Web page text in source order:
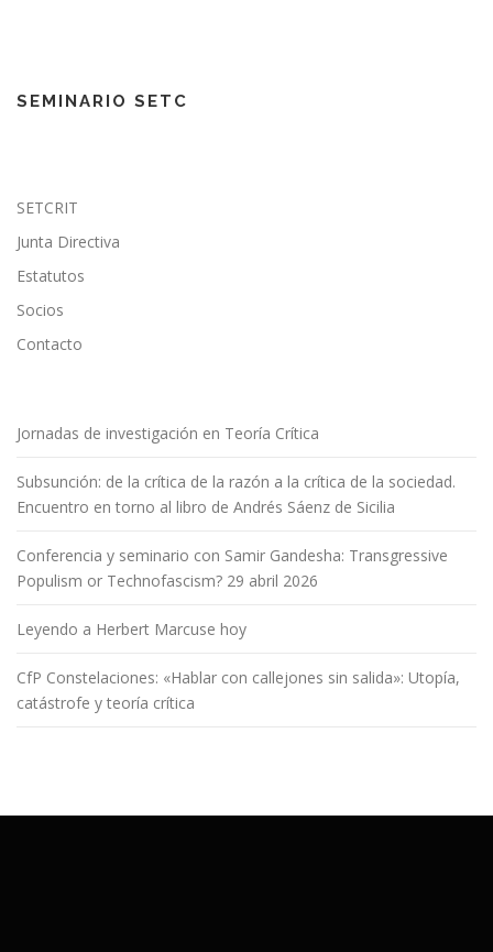
c
n
e
e
n
t
d
s
SEMINARIO SETC
SETCRIT
Junta Directiva
Estatutos
Socios
Contacto
Jornadas de investigación en Teoría Crítica
Subsunción: de la crítica de la razón a la crítica de la sociedad.
Encuentro en torno al libro de Andrés Sáenz de Sicilia
Conferencia y seminario con Samir Gandesha: Transgressive
Populism or Technofascism? 29 abril 2026
Leyendo a Herbert Marcuse hoy
CfP Constelaciones: «Hablar con callejones sin salida»: Utopía,
catástrofe y teoría crítica